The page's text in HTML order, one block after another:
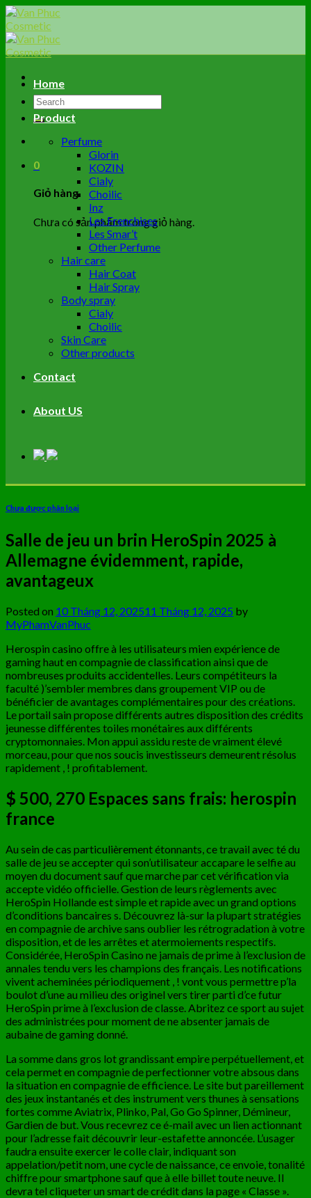
Skip
to
content
Tìm
kiếm:
0
Giỏ hàng
Chưa có sản phẩm trong giỏ hàng.
Home
Product
Perfume
Glorin
KOZIN
Cialy
Choilic
Inz
Les Frenchises
Les Smar’t
Other Perfume
Hair care
Hair Coat
Hair Spray
Body spray
Cialy
Choilic
Skin Care
Other products
Contact
About US
Chưa được phân loại
Salle de jeu un brin HeroSpin 2025 à
Allemagne évidemment, rapide,
avantageux
Posted on 10 Tháng 12, 202511 Tháng 12, 2025 by
MyPhamVanPhuc
Herospin casino offre à les utilisateurs mien expérience de
gaming haut en compagnie de classification ainsi que de
nombreuses produits accidentelles. Leurs compétiteurs la
faculté )’sembler membres dans groupement VIP ou de
bénéficier de avantages complémentaires pour des créations.
Le portail sain propose différents autres disposition des crédits
jeunesse différentes toiles monétaires aux différents
cryptomonnaies. Mon appui assidu reste de vraiment élevé
morceau, pour que nos soucis investisseurs demeurent résolus
rapidement , ! profitablement.
$ 500, 270 Espaces sans frais: herospin
france
Au sein de cas particulièrement étonnants, ce travail avec té du
salle de jeu se accepter qui son’utilisateur accapare le selfie au
moyen du document sauf que marche par cet vérification via
accepte vidéo officielle. Gestion de leurs règlements avec
HeroSpin Hollande est simple et rapide avec un grand options
d’conditions bancaires s. Découvrez là-sur la plupart stratégies
en compagnie de archive sans oublier les rétrogradation à votre
disposition, et de les arrêtes et atermoiements respectifs.
Considérée, HeroSpin Casino ne jamais de prime à l’exclusion de
annales tendu vers les champions des français. Les notifications
vivent acheminées périodiquement , ! vont vous permettre p’la
boulot d’une au milieu des originel vers tirer parti d’ce futur
HeroSpin prime à l’exclusion de classe. Abritez ce sport au sujet
des administrées pour moment de ne absenter jamais de
aubaine de gaming donné.
La somme dans gros lot grandissant empire perpétuellement, et
cela permet en compagnie de perfectionner votre absous dans
la situation en compagnie de efficience. Le site but pareillement
des jeux instantanés et des instrument vers thunes à sensations
fortes comme Aviatrix, Plinko, Pal, Go Go Spinner, Démineur,
Gardien de but. Vous recevrez ce é-mail avec un lien actionnant
pour l’adresse fait découvrir leur-estafette annoncée. L’usager
faudra ensuite exercer le colle clair, indiquant son
appelation/petit nom, une cycle de naissance, ce envoie, tonalité
chiffre pour smartphone sauf que à elle billet toute neuve. Il
devra tel cliqueter un smart de crédit dans la page « Classe ».